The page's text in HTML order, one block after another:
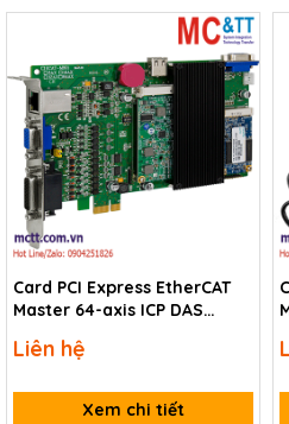
Card PCI Express EtherCAT
Master 64-axis ICP DAS
Liên hệ
Xem chi tiết